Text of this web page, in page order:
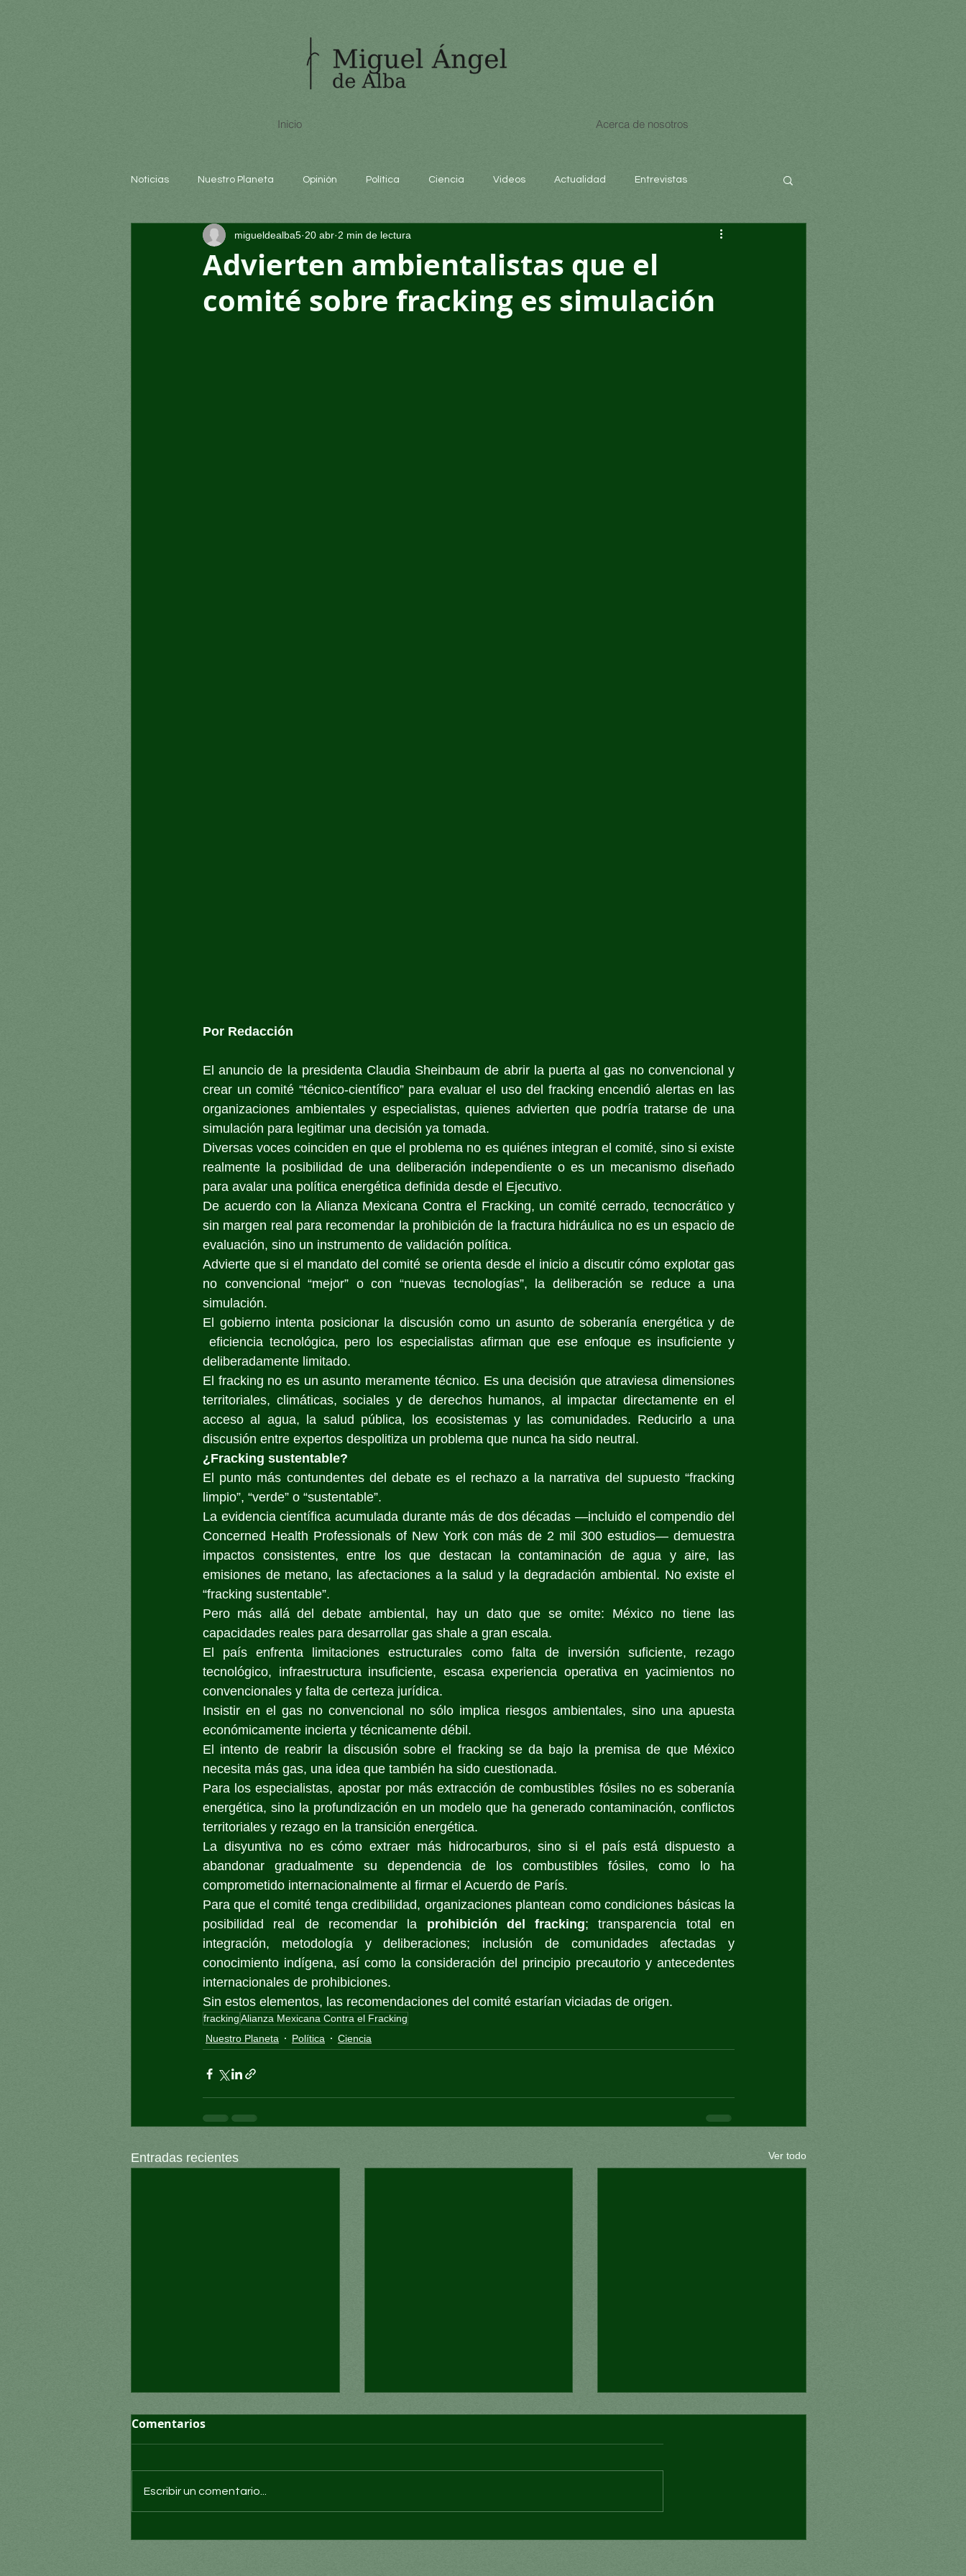
Inicio Acerca de nosotros
Noticias Nuestro Planeta Opinión Política Ciencia Videos Actualidad Entrevistas
Arte y cultura Educación educación
Advierten ambientalistas que el
comité sobre fracking es simulación
migueldealba5 20 abr 2 min de lectura
Por Redacción
El anuncio de la presidenta Claudia Sheinbaum de abrir la puerta al gas no convencional y
crear un comité “técnico-científico” para evaluar el uso del fracking encendió alertas en las
organizaciones ambientales y especialistas, quienes advierten que podría tratarse de una
simulación para legitimar una decisión ya tomada.
Diversas voces coinciden en que el problema no es quiénes integran el comité, sino si existe
realmente la posibilidad de una deliberación independiente o es un mecanismo diseñado
para avalar una política energética definida desde el Ejecutivo.
De acuerdo con la Alianza Mexicana Contra el Fracking, un comité cerrado, tecnocrático y
sin margen real para recomendar la prohibición de la fractura hidráulica no es un espacio de
evaluación, sino un instrumento de validación política.
Advierte que si el mandato del comité se orienta desde el inicio a discutir cómo explotar gas
no convencional “mejor” o con “nuevas tecnologías”, la deliberación se reduce a una
simulación.
El gobierno intenta posicionar la discusión como un asunto de soberanía energética y de
eficiencia tecnológica, pero los especialistas afirman que ese enfoque es insuficiente y
deliberadamente limitado.
El fracking no es un asunto meramente técnico. Es una decisión que atraviesa dimensiones
territoriales, climáticas, sociales y de derechos humanos, al impactar directamente en el
acceso al agua, la salud pública, los ecosistemas y las comunidades. Reducirlo a una
discusión entre expertos despolitiza un problema que nunca ha sido neutral.
¿Fracking sustentable?
El punto más contundentes del debate es el rechazo a la narrativa del supuesto “fracking
limpio”, “verde” o “sustentable”.
La evidencia científica acumulada durante más de dos décadas —incluido el compendio del
Concerned Health Professionals of New York con más de 2 mil 300 estudios— demuestra
impactos consistentes, entre los que destacan la contaminación de agua y aire, las
emisiones de metano, las afectaciones a la salud y la degradación ambiental. No existe el
“fracking sustentable”.
Pero más allá del debate ambiental, hay un dato que se omite: México no tiene las
capacidades reales para desarrollar gas shale a gran escala.
El país enfrenta limitaciones estructurales como falta de inversión suficiente, rezago
tecnológico, infraestructura insuficiente, escasa experiencia operativa en yacimientos no
convencionales y falta de certeza jurídica.
Insistir en el gas no convencional no sólo implica riesgos ambientales, sino una apuesta
económicamente incierta y técnicamente débil.
El intento de reabrir la discusión sobre el fracking se da bajo la premisa de que México
necesita más gas, una idea que también ha sido cuestionada.
Para los especialistas, apostar por más extracción de combustibles fósiles no es soberanía
energética, sino la profundización en un modelo que ha generado contaminación, conflictos
territoriales y rezago en la transición energética.
La disyuntiva no es cómo extraer más hidrocarburos, sino si el país está dispuesto a
abandonar gradualmente su dependencia de los combustibles fósiles, como lo ha
comprometido internacionalmente al firmar el Acuerdo de París.
Para que el comité tenga credibilidad, organizaciones plantean como condiciones básicas la
posibilidad real de recomendar la prohibición del fracking; transparencia total en
integración, metodología y deliberaciones; inclusión de comunidades afectadas y
conocimiento indígena, así como la consideración del principio precautorio y antecedentes
internacionales de prohibiciones.
Sin estos elementos, las recomendaciones del comité estarían viciadas de origen.
frackingAlianza Mexicana Contra el Fracking
Nuestro Planeta
Política Ciencia
Entradas recientes Ver todo
Convocatoria para cubrir
Los desastres deben verse
Comentarios
Escribir un comentario...